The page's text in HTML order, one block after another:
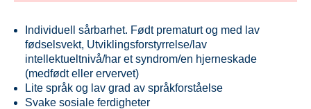
Individuell sårbarhet. Født prematurt og med lav
fødselsvekt, Utviklingsforstyrrelse/lav
intellektueltnivå/har et syndrom/en hjerneskade
(medfødt eller ervervet)
Lite språk og lav grad av språkforståelse
Svake sosiale ferdigheter
Hjelpeinstanser
Avslutningsnotat
Evalueringsskjema
Risiko og beskyttelsesfaktorer